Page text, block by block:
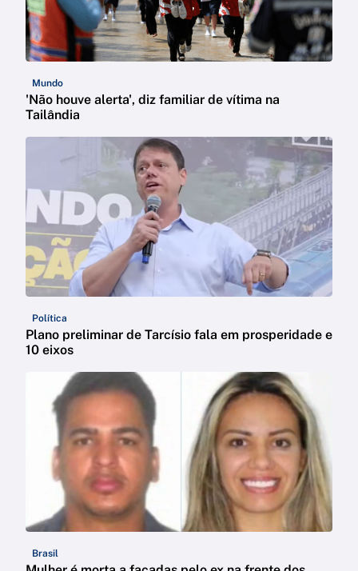
Mundo
'Não houve alerta', diz familiar de vítima na
Tailândia
Política
Plano preliminar de Tarcísio fala em prosperidade e
10 eixos
Brasil